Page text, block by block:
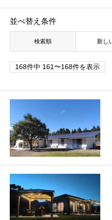
並べ替え条件
検索順 新し
168件中 161〜168件を表示